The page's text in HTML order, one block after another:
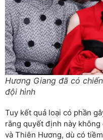
Hương Giang đã có
đội hình
Tuy kết quả loại có phần
rằng quyết định này
và Thiên Hương, dù có